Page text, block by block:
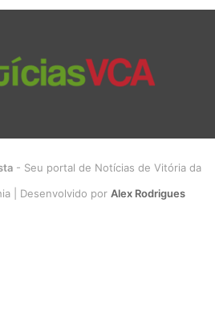
- Seu portal de Notícias de Vitória da
| Desenvolvido por Alex Rodrigues